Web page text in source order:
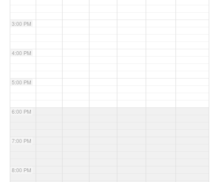
3:00 PM
4:00 PM
5:00 PM
6:00 PM
7:00 PM
8:00 PM